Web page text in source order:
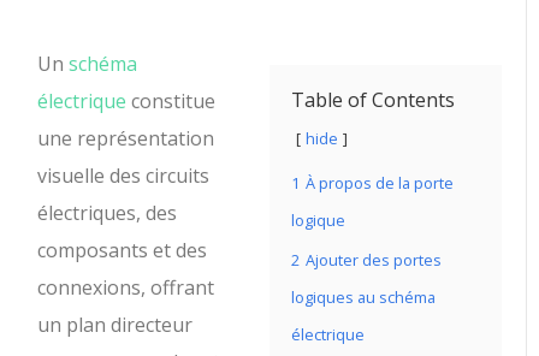
Table of Contents
hide
1 À propos de la porte
logique
2 Ajouter des portes
logiques au schéma
électrique
Unschéma
électrique constitue
une représentation
visuelle des circuits
électriques, des
composants et des
connexions, offrant
un plan directeur